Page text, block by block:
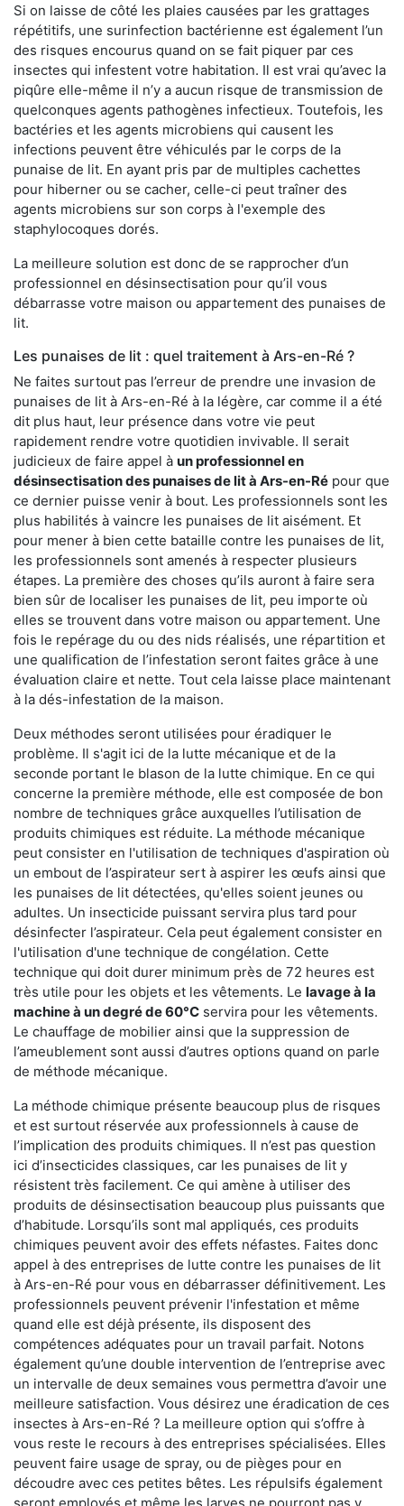
Si on laisse de côté les plaies causées par les grattages
répétitifs, une surinfection bactérienne est également l’un
des risques encourus quand on se fait piquer par ces
insectes qui infestent votre habitation. Il est vrai qu’avec la
piqûre elle-même il n’y a aucun risque de transmission de
quelconques agents pathogènes infectieux. Toutefois, les
bactéries et les agents microbiens qui causent les
infections peuvent être véhiculés par le corps de la
punaise de lit. En ayant pris par de multiples cachettes
pour hiberner ou se cacher, celle-ci peut traîner des
agents microbiens sur son corps à l'exemple des
staphylocoques dorés.
La meilleure solution est donc de se rapprocher d’un
professionnel en désinsectisation pour qu’il vous
débarrasse votre maison ou appartement des punaises de
lit.
Les punaises de lit : quel traitement à Ars-en-Ré ?
Ne faites surtout pas l’erreur de prendre une invasion de
punaises de lit à Ars-en-Ré à la légère, car comme il a été
dit plus haut, leur présence dans votre vie peut
rapidement rendre votre quotidien invivable. Il serait
judicieux de faire appel à un professionnel en
désinsectisation des punaises de lit à Ars-en-Ré pour que
ce dernier puisse venir à bout. Les professionnels sont les
plus habilités à vaincre les punaises de lit aisément. Et
pour mener à bien cette bataille contre les punaises de lit,
les professionnels sont amenés à respecter plusieurs
étapes. La première des choses qu’ils auront à faire sera
bien sûr de localiser les punaises de lit, peu importe où
elles se trouvent dans votre maison ou appartement. Une
fois le repérage du ou des nids réalisés, une répartition et
une qualification de l’infestation seront faites grâce à une
évaluation claire et nette. Tout cela laisse place maintenant
à la dés-infestation de la maison.
Deux méthodes seront utilisées pour éradiquer le
problème. Il s'agit ici de la lutte mécanique et de la
seconde portant le blason de la lutte chimique. En ce qui
concerne la première méthode, elle est composée de bon
nombre de techniques grâce auxquelles l’utilisation de
produits chimiques est réduite. La méthode mécanique
peut consister en l'utilisation de techniques d'aspiration où
un embout de l’aspirateur sert à aspirer les œufs ainsi que
les punaises de lit détectées, qu'elles soient jeunes ou
adultes. Un insecticide puissant servira plus tard pour
désinfecter l’aspirateur. Cela peut également consister en
l'utilisation d'une technique de congélation. Cette
technique qui doit durer minimum près de 72 heures est
très utile pour les objets et les vêtements. Le lavage à la
machine à un degré de 60°C servira pour les vêtements.
Le chauffage de mobilier ainsi que la suppression de
l’ameublement sont aussi d’autres options quand on parle
de méthode mécanique.
La méthode chimique présente beaucoup plus de risques
et est surtout réservée aux professionnels à cause de
l’implication des produits chimiques. Il n’est pas question
ici d’insecticides classiques, car les punaises de lit y
résistent très facilement. Ce qui amène à utiliser des
produits de désinsectisation beaucoup plus puissants que
d’habitude. Lorsqu’ils sont mal appliqués, ces produits
chimiques peuvent avoir des effets néfastes. Faites donc
appel à des entreprises de lutte contre les punaises de lit
à Ars-en-Ré pour vous en débarrasser définitivement. Les
professionnels peuvent prévenir l'infestation et même
quand elle est déjà présente, ils disposent des
compétences adéquates pour un travail parfait. Notons
également qu’une double intervention de l’entreprise avec
un intervalle de deux semaines vous permettra d’avoir une
meilleure satisfaction. Vous désirez une éradication de ces
insectes à Ars-en-Ré ? La meilleure option qui s’offre à
vous reste le recours à des entreprises spécialisées. Elles
peuvent faire usage de spray, ou de pièges pour en
découdre avec ces petites bêtes. Les répulsifs également